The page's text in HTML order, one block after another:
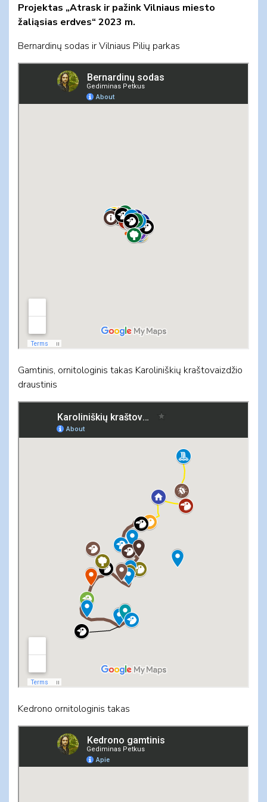
Projektas „Atrask ir pažink Vilniaus miesto
žaliąsias erdves“ 2023 m.
Bernardinų sodas ir Vilniaus Pilių parkas
Gamtinis, ornitologinis takas Karoliniškių kraštovaizdžio
draustinis
Kedrono ornitologinis takas